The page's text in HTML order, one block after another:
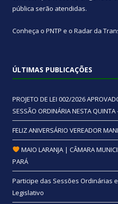
pública serão atendidas.
Conheça o PNTP e o Radar da
ÚLTIMAS PUBLICAÇÕES
PROJETO DE LEI 002/2026
SESSÃO ORDINÁRIA NESTA
FELIZ ANIVERSÁRIO VEREADOR
MAIO LARANJA | CÂMARA
PARÁ
Participe das Sessões Ordinárias
Legislativo